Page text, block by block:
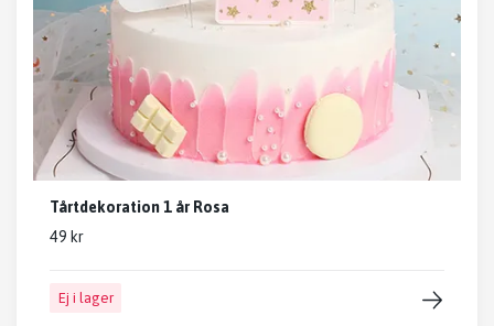
Tårtdekoration 1 år Rosa
49 kr
Ej i lager